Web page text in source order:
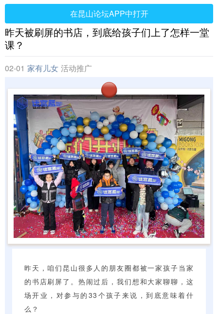
在昆山论坛APP中打开
昨天被刷屏的书店，到底给孩子们上了怎样一堂
课？
02-01 家有儿女 活动推广
昨天，咱们昆山很多人的朋友圈都被一家孩子当家
的书店刷屏了。热闹过后，我们想和大家聊聊，这
场开业，对参与的33个孩子来说，到底意味着什
么？